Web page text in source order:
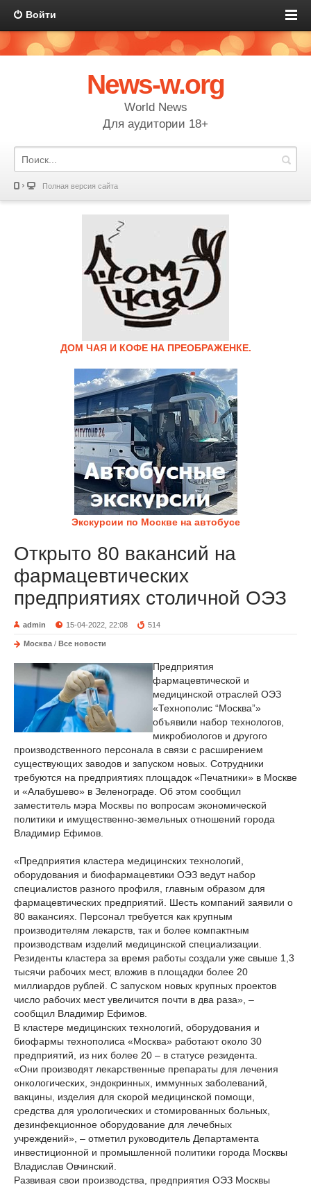
Войти
News-w.org
World News
Для аудитории 18+
Полная версия сайта
ДОМ ЧАЯ И КОФЕ НА ПРЕОБРАЖЕНКЕ.
Экскурсии по Москве на автобусе
Открыто 80 вакансий на
фармацевтических
предприятиях столичной ОЭЗ
admin 15-04-2022, 22:08 514
Москва / Все новости
Предприятия
фармацевтической и
медицинской отраслей ОЭЗ
«Технополис “Москва”»
объявили набор технологов,
микробиологов и другого
производственного персонала в связи с расширением
существующих заводов и запуском новых. Сотрудники
требуются на предприятиях площадок «Печатники» в Москве
и «Алабушево» в Зеленограде. Об этом сообщил
заместитель мэра Москвы по вопросам экономической
политики и имущественно-земельных отношений города
Владимир Ефимов.
«Предприятия кластера медицинских технологий,
оборудования и биофармацевтики ОЭЗ ведут набор
специалистов разного профиля, главным образом для
фармацевтических предприятий. Шесть компаний заявили о
80 вакансиях. Персонал требуется как крупным
производителям лекарств, так и более компактным
производствам изделий медицинской специализации.
Резиденты кластера за время работы создали уже свыше 1,3
тысячи рабочих мест, вложив в площадки более 20
миллиардов рублей. С запуском новых крупных проектов
число рабочих мест увеличится почти в два раза», –
сообщил Владимир Ефимов.
В кластере медицинских технологий, оборудования и
биофармы технополиса «Москва» работают около 30
предприятий, из них более 20 – в статусе резидента.
«Они производят лекарственные препараты для лечения
онкологических, эндокринных, иммунных заболеваний,
вакцины, изделия для скорой медицинской помощи,
средства для урологических и стомированных больных,
дезинфекционное оборудование для лечебных
учреждений», – отметил руководитель Департамента
инвестиционной и промышленной политики города Москвы
Владислав Овчинский.
Развивая свои производства, предприятия ОЭЗ Москвы